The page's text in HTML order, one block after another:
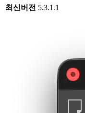
최신버전 5.3.1.1